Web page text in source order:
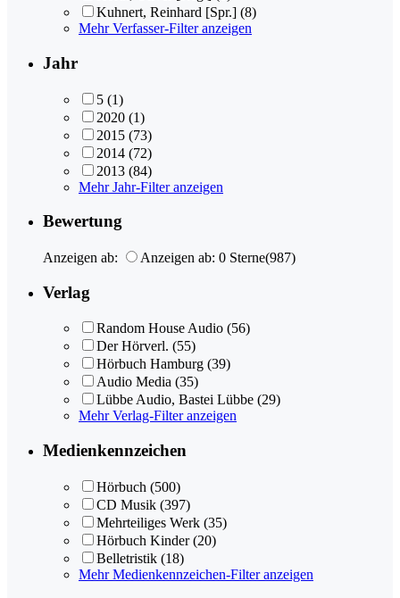
Kuhnert, Reinhard [Spr.] (8)
Mehr Verfasser-Filter anzeigen
Jahr
5 (1)
2020 (1)
2015 (73)
2014 (72)
2013 (84)
Mehr Jahr-Filter anzeigen
Bewertung
Anzeigen ab: Anzeigen ab: 0 Sterne(987)
Verlag
Random House Audio (56)
Der Hörverl. (55)
Hörbuch Hamburg (39)
Audio Media (35)
Lübbe Audio, Bastei Lübbe (29)
Mehr Verlag-Filter anzeigen
Medienkennzeichen
Hörbuch (500)
CD Musik (397)
Mehrteiliges Werk (35)
Hörbuch Kinder (20)
Belletristik (18)
Mehr Medienkennzeichen-Filter anzeigen